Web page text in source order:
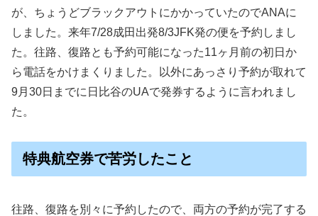
が、ちょうどブラックアウトにかかっていたのでANAに
しました。来年7/28成田出発8/3JFK発の便を予約しまし
た。往路、復路とも予約可能になった11ヶ月前の初日か
ら電話をかけまくりました。以外にあっさり予約が取れて
9月30日までに日比谷のUAで発券するように言われまし
た。
特典航空券で苦労したこと
往路、復路を別々に予約したので、両方の予約が完了する